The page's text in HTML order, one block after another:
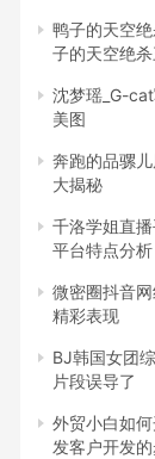
鸭子的天空
子的天空绝
沈梦瑶_G-
美图
奔跑的品骡
大揭秘
千洛学姐直
平台特点分析
微密圈抖音
精彩表现
BJ韩国女团
片段误导了
外贸小白如
发客户开发